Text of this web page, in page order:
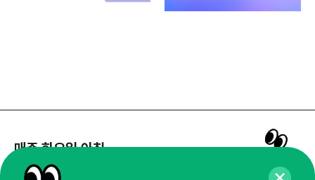
매주 화요일 아침,
마케팅 감각을 깨워 드릴게요!